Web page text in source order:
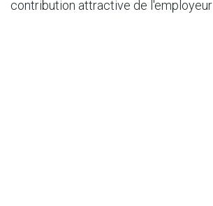
contribution attractive de l'employeur